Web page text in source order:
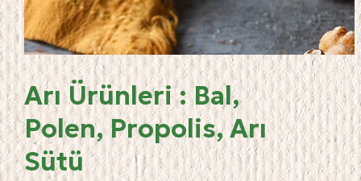
Arı Ürünleri : Bal,
Polen, Propolis, Arı
Sütü